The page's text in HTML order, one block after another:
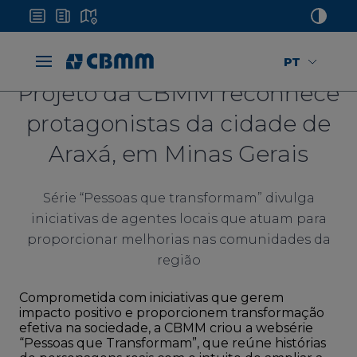
PT
Projeto da CBMM reconhece
protagonistas da cidade de
Araxá, em Minas Gerais
Série “Pessoas que transformam” divulga
iniciativas de agentes locais que atuam para
proporcionar melhorias nas comunidades da
região
Comprometida com iniciativas que gerem
impacto positivo e proporcionem transformação
efetiva na sociedade, a CBMM criou a websérie
“Pessoas que Transformam”, que reúne histórias